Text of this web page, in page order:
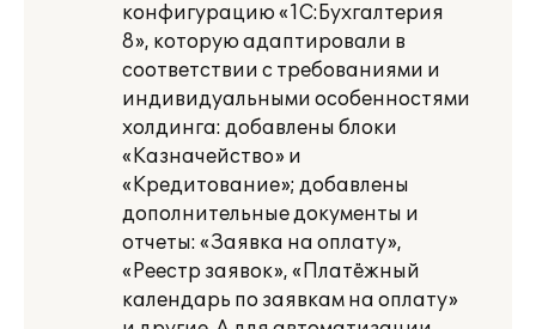
конфигурацию «1С:Бухгалтерия
8», которую адаптировали в
соответствии с требованиями и
индивидуальными особенностями
холдинга: добавлены блоки
«Казначейство» и
«Кредитование»; добавлены
дополнительные документы и
отчеты: «Заявка на оплату»,
«Реестр заявок», «Платёжный
календарь по заявкам на оплату»